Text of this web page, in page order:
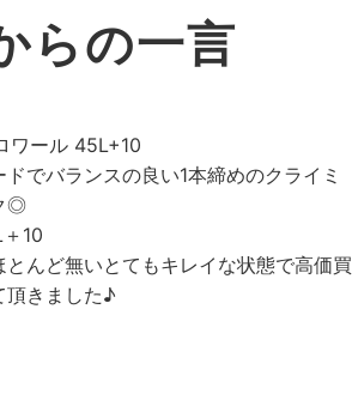
らの一言
ワール 45L+10
ドでバランスの良い1本締めのクライミ
◎
10
とんど無いとてもキレイな状態で高価買
頂きました♪